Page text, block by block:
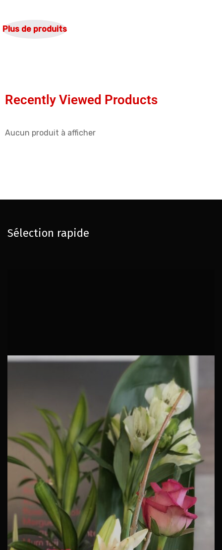
Plus de produits
Recently Viewed Products
Aucun produit à afficher
Sélection rapide